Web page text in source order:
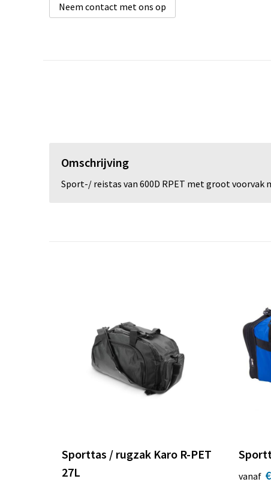
Neem contact met ons op
Omschrijving
Sport-/ reistas van 600D RPET met groot
Sporttas / rugzak Karo R-PET
27L
vanaf